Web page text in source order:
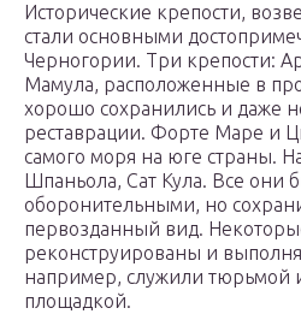
Исторические крепости,
стали основными
Черногории. Три крепости:
Мамула, расположенные в
хорошо сохранились и даже
реставрации. Форте Маре и
самого моря на юге страны.
Шпаньола, Сат Кула. Все они
оборонительными, но
первозданный вид.
реконструированы и
например, служили тюрьмой
площадкой.